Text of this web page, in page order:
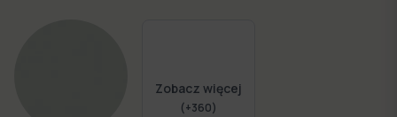
Zobacz więcej
(+360)